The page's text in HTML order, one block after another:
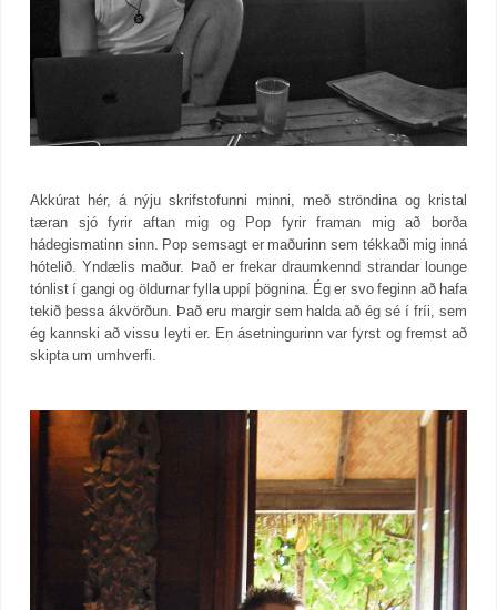
Akkúrat hér, á nýju skrifstofunni minni, með ströndina og kristal
tæran sjó fyrir aftan mig og Pop fyrir framan mig að borða
hádegismatinn sinn. Pop semsagt er maðurinn sem tékkaði mig inná
hótelið. Yndælis maður. Það er frekar draumkennd strandar lounge
tónlist í gangi og öldurnar fylla uppí þögnina. Ég er svo feginn að hafa
tekið þessa ákvörðun. Það eru margir sem halda að ég sé í fríi, sem
ég kannski að vissu leyti er. En ásetningurinn var fyrst og fremst að
skipta um umhverfi.